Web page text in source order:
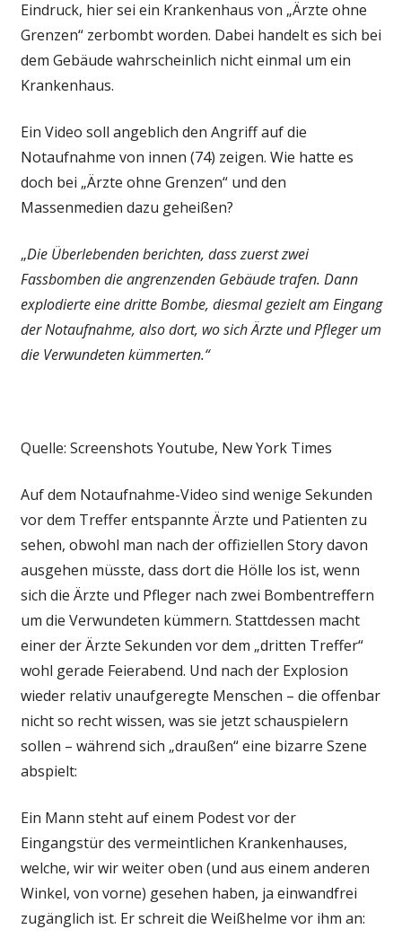
Eindruck, hier sei ein Krankenhaus von „Ärzte ohne
Grenzen“ zerbombt worden. Dabei handelt es sich bei
dem Gebäude wahrscheinlich nicht einmal um ein
Krankenhaus.
Ein Video soll angeblich den Angriff auf die
Notaufnahme von innen (74) zeigen. Wie hatte es
doch bei „Ärzte ohne Grenzen“ und den
Massenmedien dazu geheißen?
„Die Überlebenden berichten, dass zuerst zwei
Fassbomben die angrenzenden Gebäude trafen. Dann
explodierte eine dritte Bombe, diesmal gezielt am Eingang
der Notaufnahme, also dort, wo sich Ärzte und Pfleger um
die Verwundeten kümmerten.“
Quelle: Screenshots Youtube, New York Times
Auf dem Notaufnahme-Video sind wenige Sekunden
vor dem Treffer entspannte Ärzte und Patienten zu
sehen, obwohl man nach der offiziellen Story davon
ausgehen müsste, dass dort die Hölle los ist, wenn
sich die Ärzte und Pfleger nach zwei Bombentreffern
um die Verwundeten kümmern. Stattdessen macht
einer der Ärzte Sekunden vor dem „dritten Treffer“
wohl gerade Feierabend. Und nach der Explosion
wieder relativ unaufgeregte Menschen – die offenbar
nicht so recht wissen, was sie jetzt schauspielern
sollen – während sich „draußen“ eine bizarre Szene
abspielt:
Ein Mann steht auf einem Podest vor der
Eingangstür des vermeintlichen Krankenhauses,
welche, wir wir weiter oben (und aus einem anderen
Winkel, von vorne) gesehen haben, ja einwandfrei
zugänglich ist. Er schreit die Weißhelme vor ihm an: